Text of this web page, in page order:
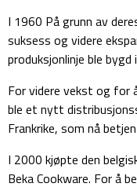
I 1960 På grunn av
suksess og videre
produksjonlinje ble bygd
For videre vekst og for
ble et nytt
Frankrike, som nå
I 2000 kjøpte den
Beka Cookware. For å